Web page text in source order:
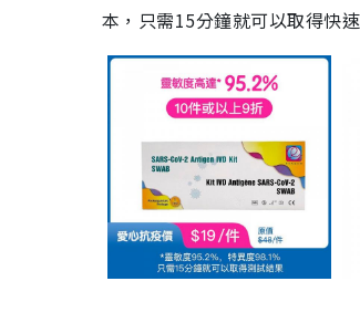
本，只需15分鐘就可以取得快